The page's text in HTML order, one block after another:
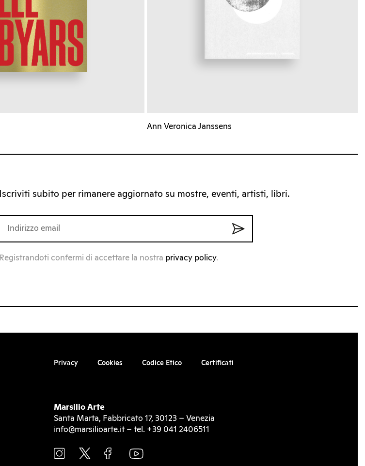
Ann Veronica Janssens
Iscriviti subito per rimanere aggiornato su mostre, eventi, artisti, libri.
Registrandoti confermi di accettare la nostra privacy policy.
Privacy Cookies Codice Etico Certificati
Marsilio Arte
Santa Marta, Fabbricato 17, 30123 – Venezia
info@marsilioarte.it – tel. +39 041 2406511